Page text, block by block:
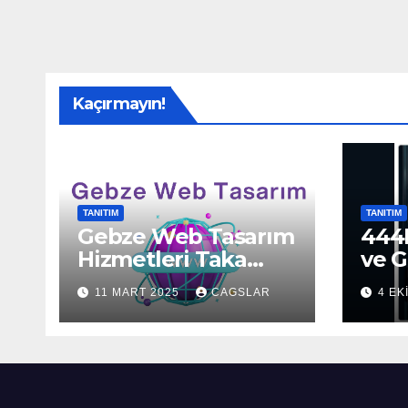
Kaçırmayın!
TANITIM
Gebze Web Tasarım
Hizmetleri Taka
Bilişim’de!
11 MART 2025 CAGSLAR
TANITIM
ve
4